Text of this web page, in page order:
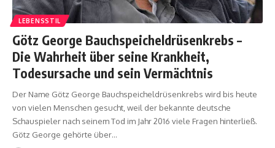
LEBENSSTIL
Götz George Bauchspeicheldrüsenkrebs –
Die Wahrheit über seine Krankheit,
Todesursache und sein Vermächtnis
Der Name Götz George Bauchspeicheldrüsenkrebs wird bis heute
von vielen Menschen gesucht, weil der bekannte deutsche
Schauspieler nach seinem Tod im Jahr 2016 viele Fragen hinterließ.
Götz George gehörte über…